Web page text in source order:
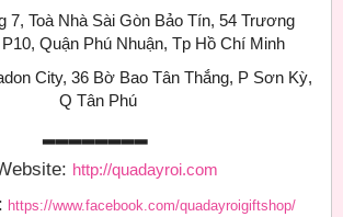
7, Toà Nhà Sài Gòn Bảo Tín, 54 Trương
Quận Phú Nhuận, Tp Hồ Chí Minh
City, 36 Bờ Bao Tân Thắng, P Sơn Kỳ,
Q Tân Phú
http://quadayroi.com
https://www.facebook.com/quadayroigiftshop/